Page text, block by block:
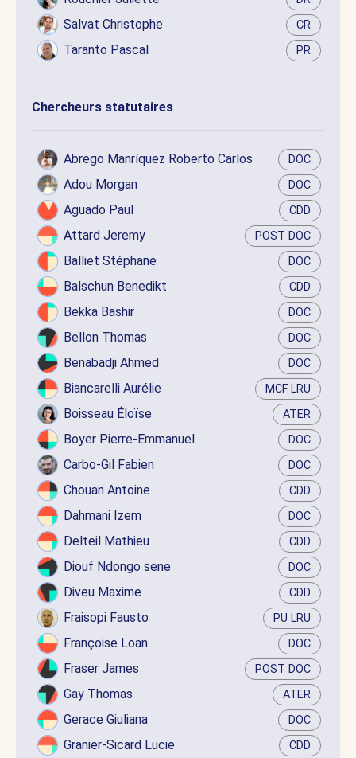
Salvat Christophe CR
Taranto Pascal PR
Chercheurs statutaires
Abrego Manríquez Roberto Carlos DOC
Adou Morgan DOC
Aguado Paul CDD
Attard Jeremy POST DOC
Balliet Stéphane DOC
Balschun Benedikt CDD
Bekka Bashir DOC
Bellon Thomas DOC
Benabadji Ahmed DOC
Biancarelli Aurélie MCF LRU
Boisseau Éloïse ATER
Boyer Pierre-Emmanuel DOC
Carbo-Gil Fabien DOC
Chouan Antoine CDD
Dahmani Izem DOC
Delteil Mathieu CDD
Diouf Ndongo sene DOC
Diveu Maxime CDD
Fraisopi Fausto PU LRU
Françoise Loan DOC
Fraser James POST DOC
Gay Thomas ATER
Gerace Giuliana DOC
Granier-Sicard Lucie CDD